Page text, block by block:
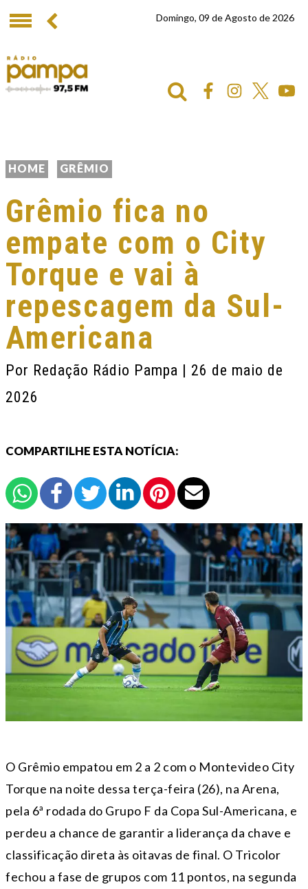
Domingo, 09 de Agosto de 2026
HOME GRÊMIO
Grêmio fica no
empate com o City
Torque e vai à
repescagem da Sul-
Americana
Por Redação Rádio Pampa | 26 de maio de
2026
COMPARTILHE ESTA NOTÍCIA:
O Grêmio empatou em 2 a 2 com o Montevideo City
Torque na noite dessa terça-feira (26), na Arena,
pela 6ª rodada do Grupo F da Copa Sul-Americana, e
perdeu a chance de garantir a liderança da chave e
classificação direta às oitavas de final. O Tricolor
fechou a fase de grupos com 11 pontos, na segunda